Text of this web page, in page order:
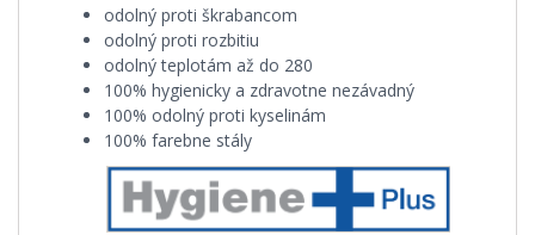
odolný proti škrabancom
odolný proti rozbitiu
odolný teplotám až do 280
100% hygienicky a zdravotne nezávadný
100% odolný proti kyselinám
100% farebne stály